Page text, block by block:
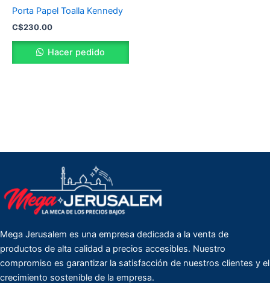
Porta Papel Toalla Kennedy
C$230.00
Hacer pedido
Mega Jerusalem es una empresa dedicada a la venta de
productos de alta calidad a precios accesibles. Nuestro
compromiso es garantizar la satisfacción de nuestros clientes y el
crecimiento sostenible de la empresa.